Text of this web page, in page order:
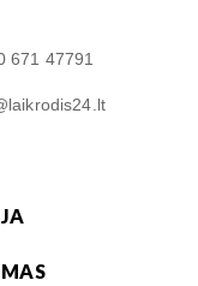
671 47791